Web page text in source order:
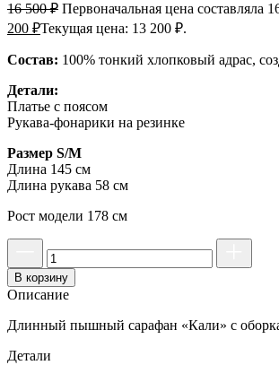
16 500₽ Первоначальная цена составляла
200 ₽Текущая цена: 13 200 ₽.
Состав: 100% тонкий хлопковый адрас,
Детали:
Платье с поясом
Рукава-фонарики на резинке
Размер S/M
Длина 145 см
Длина рукава 58 см
Рост модели 178 см
В корзину
Описание
Длинный пышный сарафан «Кали» с
Детали